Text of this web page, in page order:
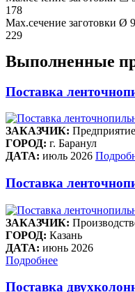
178
Max.сечение заготовки Ø
229
Выполненные
Поставка
ЗАКАЗЧИК:
ГОРОД: г. Баранул
ДАТА: июль 2026
Поставка
ЗАКАЗЧИК:
ГОРОД: Казань
ДАТА: июнь 2026
Подробнее
Поставка